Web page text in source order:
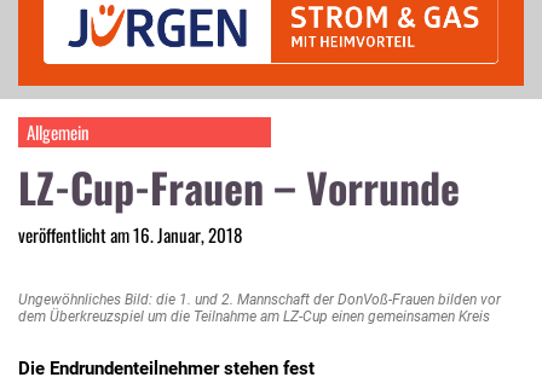
Allgemein
LZ-Cup-Frauen – Vorrunde
veröffentlicht am 16. Januar, 2018
Ungewöhnliches Bild: die 1. und 2. Mannschaft der DonVoß-Frauen bilden vor
dem Überkreuzspiel um die Teilnahme am LZ-Cup einen gemeinsamen Kreis
Die Endrundenteilnehmer stehen fest